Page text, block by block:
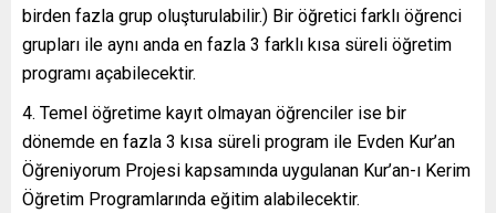
birden fazla grup oluşturulabilir.) Bir öğretici farklı öğrenci
grupları ile aynı anda en fazla 3 farklı kısa süreli öğretim
programı açabilecektir.
Temel öğretime kayıt olmayan öğrenciler ise bir
dönemde en fazla 3 kısa süreli program ile Evden Kur’an
Öğreniyorum Projesi kapsamında uygulanan Kur’an-ı Kerim
Öğretim Programlarında eğitim alabilecektir.